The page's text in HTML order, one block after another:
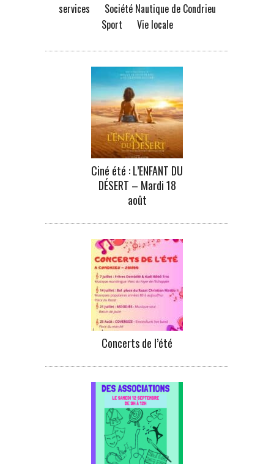
services
Société Nautique de Condrieu
Sport
Vie locale
Ciné été : L’ENFANT DU
DÉSERT – Mardi 18
août
Concerts de l’été